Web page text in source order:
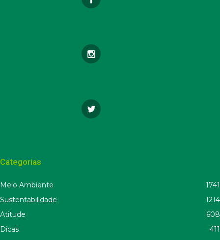
Categorias
Meio Ambiente
1741
Sustentabilidade
1214
Atitude
608
Dicas
411